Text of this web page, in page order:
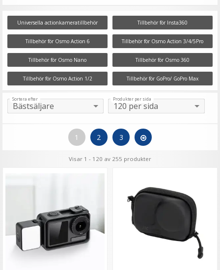
Universella actionkameratillbehör Tillbehör för Insta360
Tillbehör för Osmo Action 6 Tillbehör för Osmo Action 3/4/5Pro
Tillbehör för Osmo Nano Tillbehör för Osmo 360
Tillbehör för Osmo Action 1/2 Tillbehör för GoPro/ GoPro Max
Sortera efter Produkter per sida
1 2 3
Visar 1 - 120 av 255 produkter